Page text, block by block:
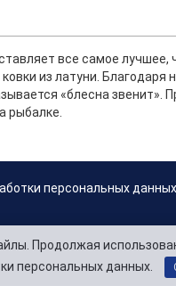
все самое лучшее,
из латуни. Благодаря
«блесна звенит».
рыбалке.
персональных данных
Продолжая
персональных данных.